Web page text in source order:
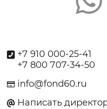
+7 910 000-25-41
+7 800 707-34-50
info@fond60.ru
Написать